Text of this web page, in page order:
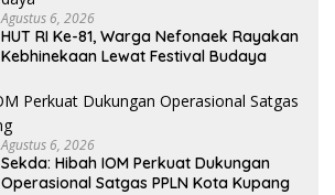
Agustus 6, 2026
HUT RI Ke-81, Warga Nefonaek Rayakan
Kebhinekaan Lewat Festival Budaya
Agustus 6, 2026
Sekda: Hibah IOM Perkuat Dukungan
Operasional Satgas PPLN Kota Kupang